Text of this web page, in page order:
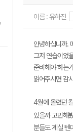
이름 : 유하진
안녕하십니까.
그저 연습이었
준비해야 하는
읽어주시면 감
4월에 올렸던
있을까 고민해
분들도 계실 텐